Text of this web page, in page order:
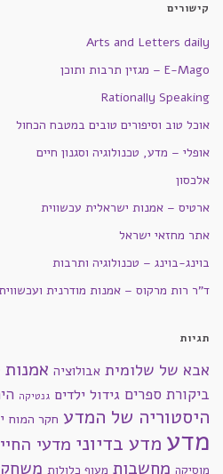
קישורים
Arts and Letters daily
E-Mago – מגזין תרבות ותוכן
Rationally Speaking
אוכל טוב וסיפורים טובים במטבח הכחול
אופלי – מדע, טכנולוגיה וסגנון חיים
אלכסון
ארטיס – אמנות ישראלית עכשווית
אתר מחזאי ישראל
בוינג-בוינג – טכנולוגיה ותרבות
ד"ר רות מרקוס – אמנות מודרנית
תגיות
אבא של שלומית אבולוציה אמנות
ביקורת ספרים גידול ילדים גנטיקה
היסטוריה של המדע חקר המוח
מדע מדע בדיוני מדעי
מוסיקה מחשבות מעוף כלולות